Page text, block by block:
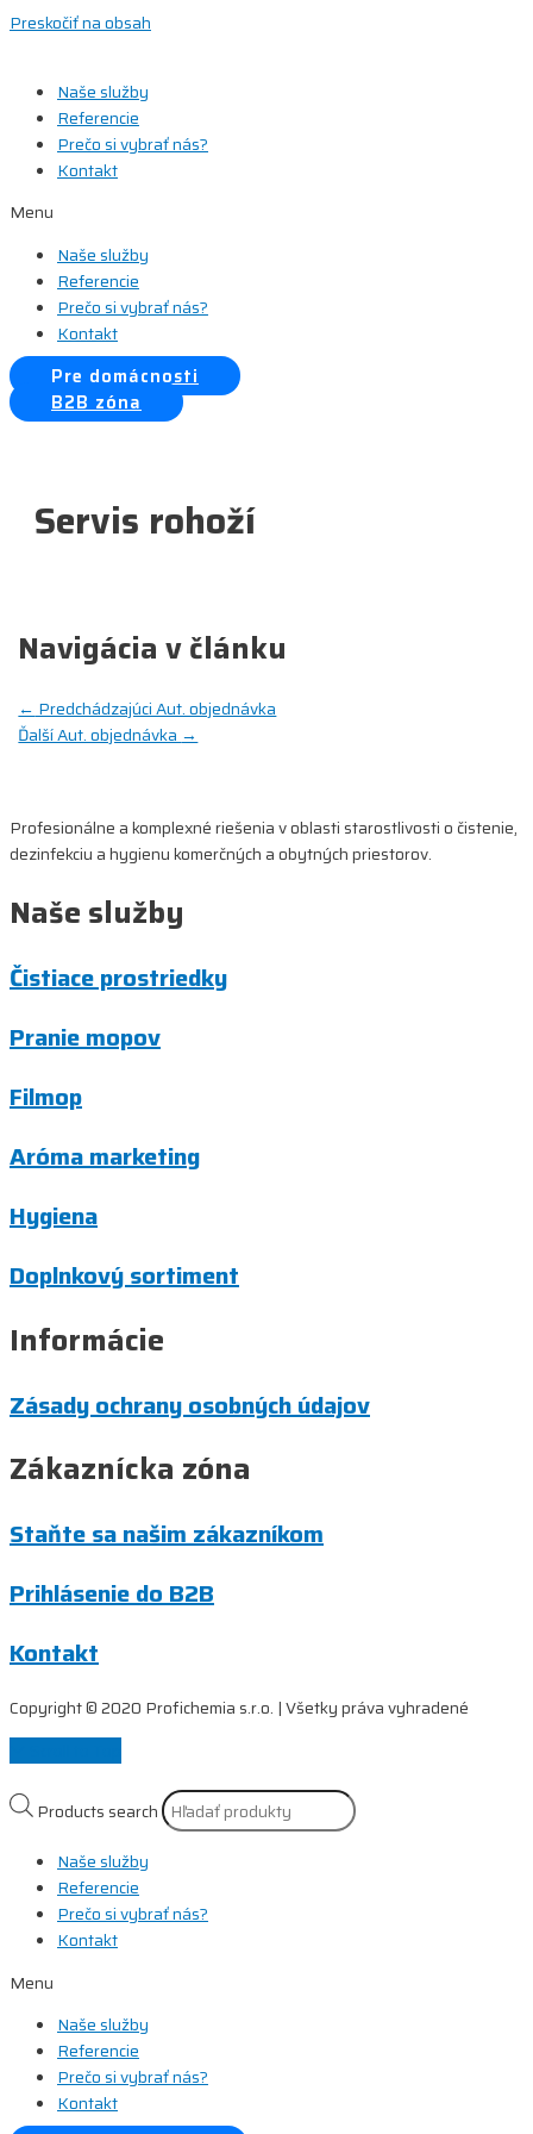
Preskočiť na obsah
Naše služby
Referencie
Prečo si vybrať nás?
Kontakt
Menu
Naše služby
Referencie
Prečo si vybrať nás?
Kontakt
Pre domácnosti
B2B zóna
Servis rohoží
Navigácia v článku
← Predchádzajúci Aut. objednávka
Ďalší Aut. objednávka →
Profesionálne a komplexné riešenia v oblasti starostlivosti o čistenie,
dezinfekciu a hygienu komerčných a obytných priestorov.
Naše služby
Čistiace prostriedky
Pranie mopov
Filmop
Aróma marketing
Hygiena
Doplnkový sortiment
Informácie
Zásady ochrany osobných údajov
Zákaznícka zóna
Staňte sa našim zákazníkom
Prihlásenie do B2B
Kontakt
Copyright © 2020 Profichemia s.r.o. | Všetky práva vyhradené
Products search
Naše služby
Referencie
Prečo si vybrať nás?
Kontakt
Menu
Naše služby
Referencie
Prečo si vybrať nás?
Kontakt